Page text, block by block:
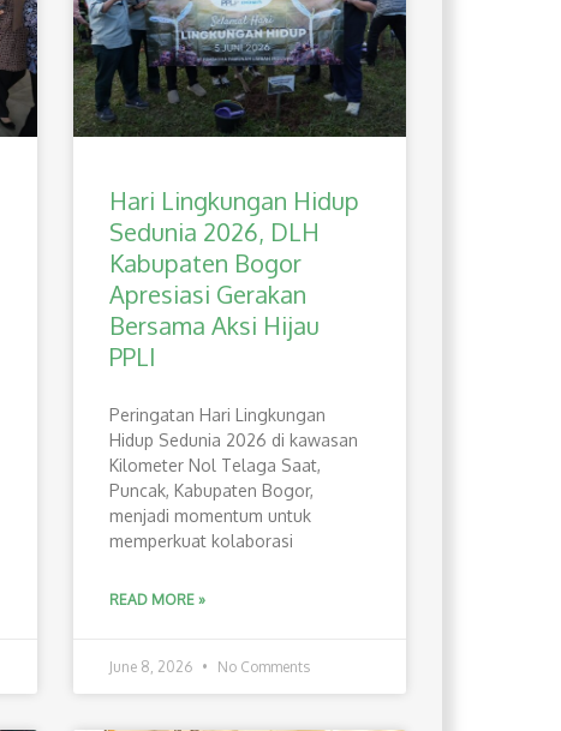
Hari Lingkungan Hidup
Sedunia 2026, DLH
Kabupaten Bogor
Apresiasi Gerakan
Bersama Aksi Hijau
PPLI
Peringatan Hari Lingkungan
Hidup Sedunia 2026 di kawasan
Kilometer Nol Telaga Saat,
Puncak, Kabupaten Bogor,
menjadi momentum untuk
memperkuat kolaborasi
READ MORE »
June 8, 2026 No Comments